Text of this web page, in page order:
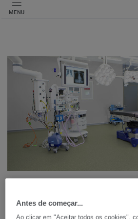
MENU
Os pavimentos condutivos e
Antes de começar...